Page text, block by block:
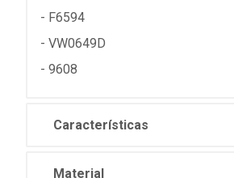
- F6594
- VW0649D
- 9608
Características
Material